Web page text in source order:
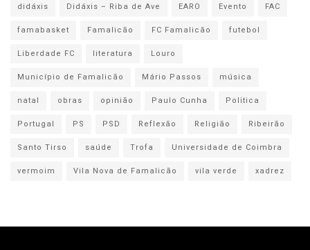
didáxis
Didáxis – Riba de Ave EARO Evento
FAC
famabasket
Famalicão FC Famalicão
futebol
Liberdade FC
literatura
Louro
Município de Famalicão
Mário Passos
música
natal
obras opinião Paulo Cunha
Politica
Portugal
PS PSD Reflexão Religião
Ribeirão
Santo Tirso
saúde Trofa
Universidade de Coimbra
vermoim
Vila Nova de Famalicão vila verde xadrez